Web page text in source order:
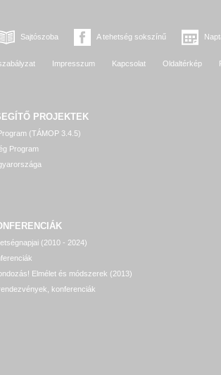
Sajtószoba A tehetség sokszínű
Impresszum Kapcsolat Oldaltérkép
PROJEKTEK
(TÁMOP 3.4.5)
Program
(2010 - 2024)
Elmélet és módszerek (2013)
konferenciák